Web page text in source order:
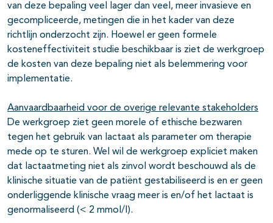
van deze bepaling veel lager dan veel, meer invasieve en
gecompliceerde, metingen die in het kader van deze
richtlijn onderzocht zijn. Hoewel er geen formele
kosteneffectiviteit studie beschikbaar is ziet de werkgroep
de kosten van deze bepaling niet als belemmering voor
implementatie.
Aanvaardbaarheid voor de overige relevante stakeholders
De werkgroep ziet geen morele of ethische bezwaren
tegen het gebruik van lactaat als parameter om therapie
mede op te sturen. Wel wil de werkgroep expliciet maken
dat lactaatmeting niet als zinvol wordt beschouwd als de
klinische situatie van de patiënt gestabiliseerd is en er geen
onderliggende klinische vraag meer is en/of het lactaat is
genormaliseerd (< 2 mmol/l).